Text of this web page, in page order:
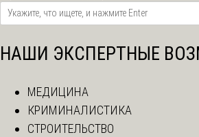
НАШИ ЭКСПЕРТНЫЕ
МЕДИЦИНА
КРИМИНАЛИСТИКА
СТРОИТЕЛЬСТВО